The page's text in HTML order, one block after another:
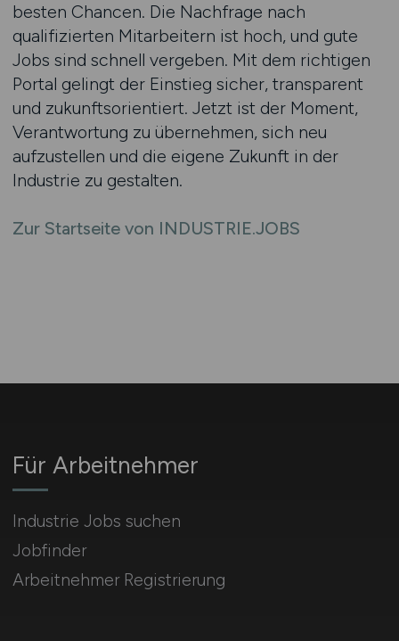
besten Chancen. Die Nachfrage nach
qualifizierten Mitarbeitern ist hoch, und gute
Jobs sind schnell vergeben. Mit dem richtigen
Portal gelingt der Einstieg sicher, transparent
und zukunftsorientiert. Jetzt ist der Moment,
Verantwortung zu übernehmen, sich neu
aufzustellen und die eigene Zukunft in der
Industrie zu gestalten.
Zur Startseite von INDUSTRIE.JOBS
Für Arbeitnehmer
Industrie Jobs suchen
Jobfinder
Arbeitnehmer Registrierung